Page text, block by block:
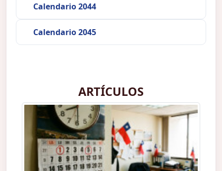
Calendario 2044
Calendario 2045
ARTÍCULOS